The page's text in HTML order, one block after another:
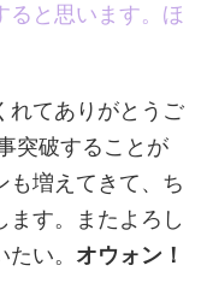
ると思います。ほ
れてありがとうご
突破することが
も増えてきて、ち
ます。またよろし
い。 オウォン！